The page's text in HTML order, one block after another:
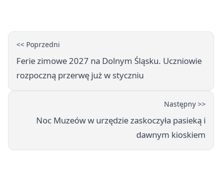
<< Poprzedni
Ferie zimowe 2027 na Dolnym Śląsku. Uczniowie
rozpoczną przerwę już w styczniu
Następny >>
Noc Muzeów w urzędzie zaskoczyła pasieką i
dawnym kioskiem